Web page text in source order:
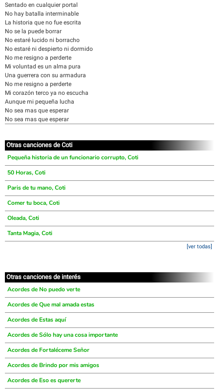
Sentado en cualquier portal
No hay batalla interminable
La historia que no fue escrita
No se la puede borrar
No estaré lucido ni borracho
No estaré ni despierto ni dormido
No me resigno a perderte
Mi voluntad es un alma pura
Una guerrera con su armadura
No me resigno a perderte
Mi corazón terco ya no escucha
Aunque mi pequeña lucha
No sea mas que esperar
No sea mas que esperar
Otras canciones de Coti
Pequeña historia de un funcionario corrupto, Coti
50 Horas, Coti
Paris de tu mano, Coti
Comer tu boca, Coti
Oleada, Coti
Tanta Magia, Coti
[ver todas]
Otras canciones de interés
Acordes de No puedo verte
Acordes de Que mal amada estas
Acordes de Estas aquí
Acordes de Sólo hay una cosa importante
Acordes de Fortaléceme Señor
Acordes de Brindo por mis amigos
Acordes de Eso es quererte